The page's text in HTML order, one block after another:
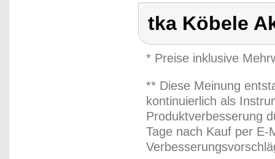
tka Köbele
* Preise inklusive
** Diese Meinung
kontinuierlich als
Produktverbesserung
Tage nach Kauf per E-